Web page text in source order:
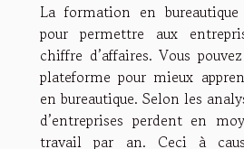
La formation en
pour permettre aux
chiffre d’affaires. Vous pouvez
plateforme pour mieux
en bureautique. Selon les
d’entreprises perdent en
travail par an. Ceci à